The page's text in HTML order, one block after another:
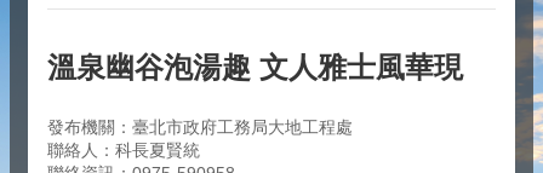
溫泉幽谷泡湯趣 文人雅士風華現
發布機關：臺北市政府工務局大地工程處
聯絡人：科長夏賢統